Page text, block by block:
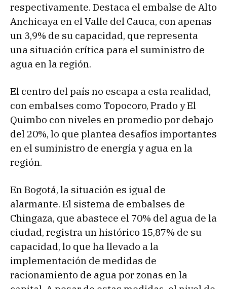
respectivamente. Destaca el embalse de Alto
Anchicaya en el Valle del Cauca, con apenas
un 3,9% de su capacidad, que representa
una situación crítica para el suministro de
agua en la región.
El centro del país no escapa a esta realidad,
con embalses como Topocoro, Prado y El
Quimbo con niveles en promedio por debajo
del 20%, lo que plantea desafíos importantes
en el suministro de energía y agua en la
región.
En Bogotá, la situación es igual de
alarmante. El sistema de embalses de
Chingaza, que abastece el 70% del agua de la
ciudad, registra un histórico 15,87% de su
capacidad, lo que ha llevado a la
implementación de medidas de
racionamiento de agua por zonas en la